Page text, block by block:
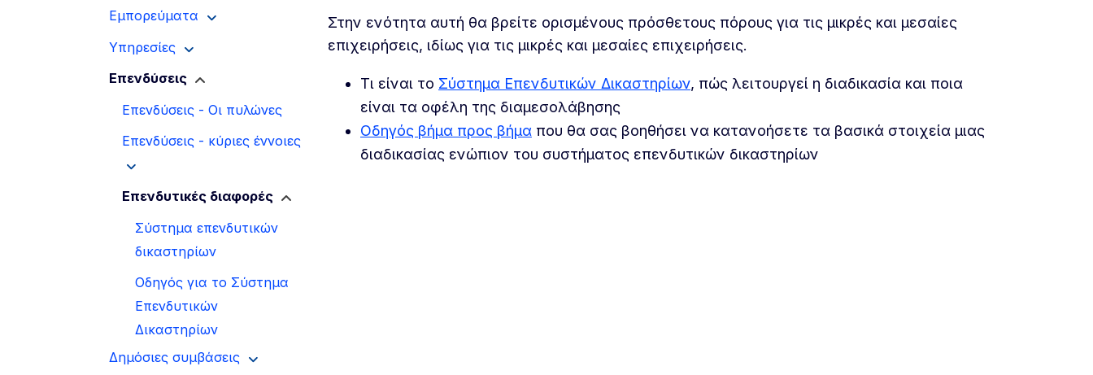
Εμπορεύματα
Υπηρεσίες
Επενδύσεις
Επενδύσεις - Οι πυλώνες
Επενδύσεις - κύριες έννοιες
Επενδυτικές διαφορές
Σύστημα επενδυτικών
δικαστηρίων
Οδηγός για το Σύστημα
Επενδυτικών
Δικαστηρίων
Δημόσιες συμβάσεις
Στην ενότητα αυτή θα βρείτε ορισμένους πρόσθετους πόρους για τις μικρές και μεσαίες
επιχειρήσεις, ιδίως για τις μικρές και μεσαίες επιχειρήσεις.
Τι είναι το Σύστημα Επενδυτικών Δικαστηρίων, πώς λειτουργεί η διαδικασία και ποια
είναι τα οφέλη της διαμεσολάβησης
Οδηγός βήμα προς βήμα που θα σας βοηθήσει να κατανοήσετε τα βασικά στοιχεία μιας
διαδικασίας ενώπιον του συστήματος επενδυτικών δικαστηρίων